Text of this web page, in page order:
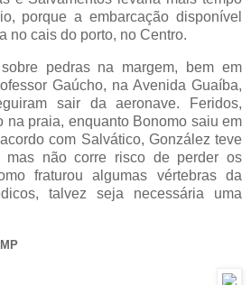
porque a embarcação disponível
no cais do porto, no Centro.
pedras na margem, bem em
Gaúcho, na Avenida Guaíba,
sair da aeronave. Feridos,
na praia, enquanto Bonomo saiu em
com Salvático, González teve
mas não corre risco de perder os
fraturou algumas vértebras da
talvez seja necessária uma